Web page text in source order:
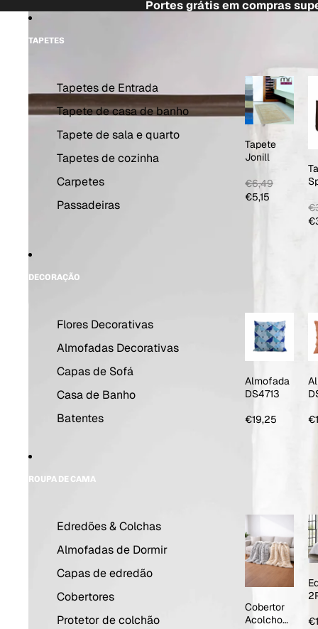
Portes grátis em compras
TAPETES
Tapetes de Entrada
Tapete de casa de banho
Tapete de sala e quarto
Tapetes de cozinha
Carpetes
Passadeiras
Tapete
Jonill
€6,49
€5,15
DECORAÇÃO
Flores Decorativas
Almofadas Decorativas
Capas de Sofá
Casa de Banho
Batentes
Almofada
DS4713
€19,25
ROUPA DE CAMA
Edredões & Colchas
Almofadas de Dormir
Capas de edredão
Cobertores
Protetor de colchão
Cobertor
Acolchoa
R
Saltar para a informação do produto